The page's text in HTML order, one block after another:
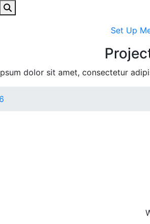
Set Up
dolor sit amet, consectetur